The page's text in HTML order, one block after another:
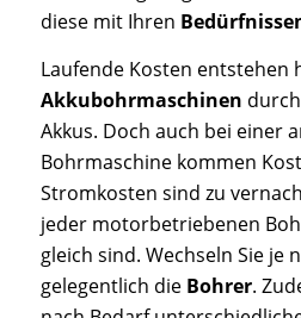
diese mit Ihren
Laufende Kosten entstehen
Akkubohrmaschinen
Akkus. Doch auch bei einer
Bohrmaschine kommen
Stromkosten sind zu
jeder motorbetriebenen
gleich sind. Wechseln Sie je
gelegentlich die Bohrer.